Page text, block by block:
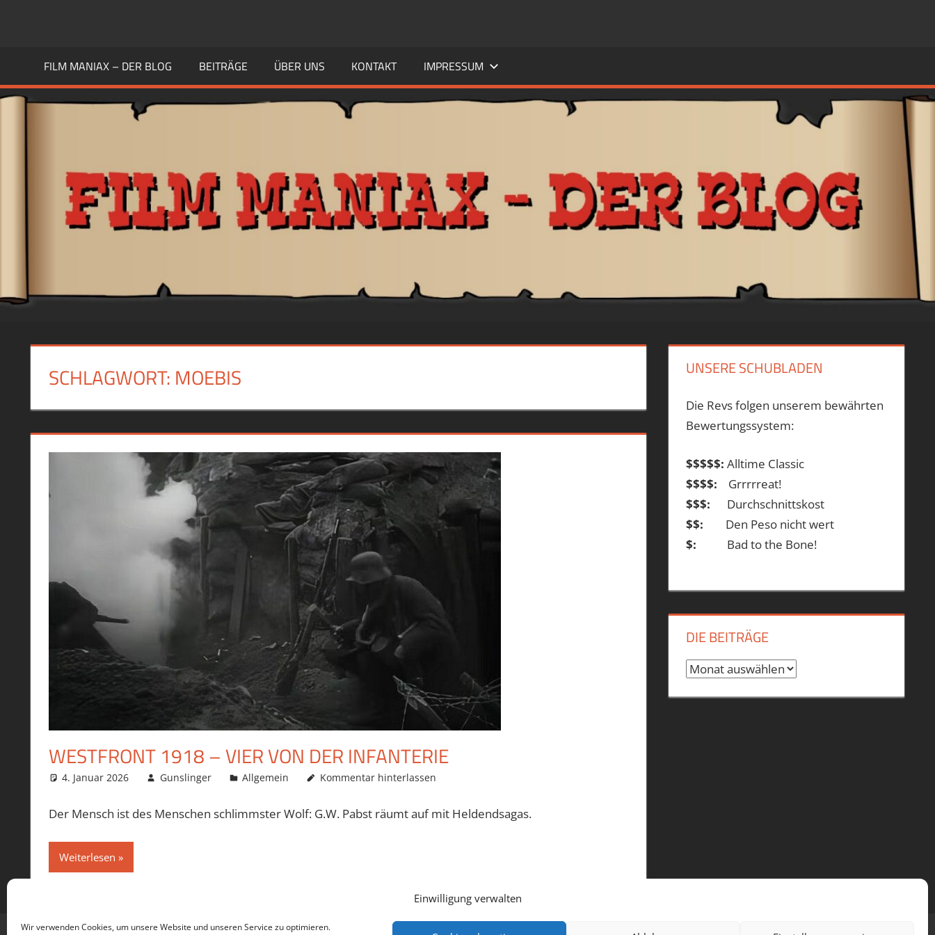
Einwilligung verwalten
Wir verwenden Cookies, um unsere Website und unseren Service zu optimieren.
MANIAX
BLOG
haben
Andere
FILM MANIAX – DER BLOG BEITRÄGE ÜBER UNS KONTAKT IMPRESSUM
SCHLAGWORT: MOEBIS
WESTFRONT 1918 – VIER VON DER INFANTERIE
4. Januar 2026 Gunslinger Allgemein Kommentar hinterlassen
Der Mensch ist des Menschen schlimmster Wolf: G.W. Pabst räumt auf mit Heldendsagas.
Weiterlesen
UNSERE SCHUBLADEN
Die Revs folgen unserem bewährten
Bewertungssystem:
$$$$$: Alltime Classic
$$$$: Grrrrreat!
$$$: Durchschnittskost
$$: Den Peso nicht wert
$: Bad to the Bone!
DIE BEITRÄGE
Die